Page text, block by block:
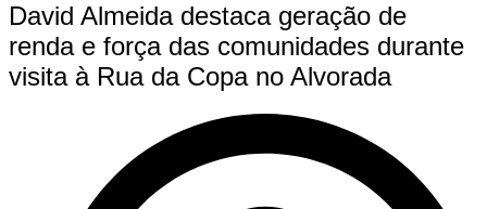
David Almeida destaca geração de
renda e força das comunidades durante
visita à Rua da Copa no Alvorada